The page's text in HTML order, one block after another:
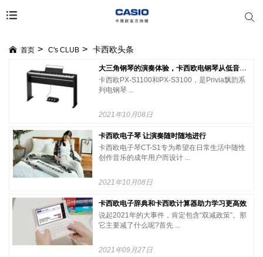
首页 C's CLUB 卡西欧头条
大三角钢琴的演奏体验，卡西欧电钢琴从低音到高音的再次升级
卡西欧PX-S1100和PX-S3100，是Privia飘韵系
列电钢琴 ...
2021年10月08日
卡西欧电子琴 让演奏随时随地进行
卡西欧电子琴CT-S1专为希望在日常生活中随性
创作音乐的成年用户而设计 ...
2021年10月08日
卡西欧电子辞典和卡西欧计算器助力学习更高效
说起2021年的大事件，肯定包含“双减政策”。那
它主要减了什么呢?首先 ...
2021年09月27日